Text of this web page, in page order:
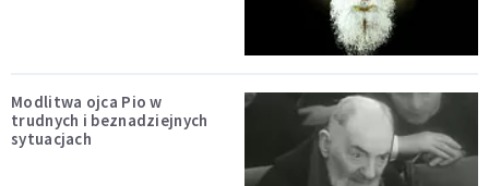
Modlitwa ojca Pio w
trudnych i beznadziejnych
sytuacjach